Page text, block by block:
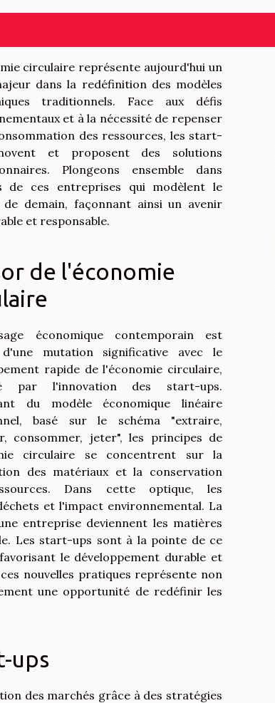
circulaire représente aujourd'hui un
dans la redéfinition des modèles
traditionnels. Face aux défis
et à la nécessité de repenser
des ressources, les start-
et proposent des solutions
Plongeons ensemble dans
de ces entreprises qui modèlent le
de demain, façonnant ainsi un avenir
et responsable.
de l'économie
économique contemporain est
mutation significative avec le
rapide de l'économie circulaire,
par l'innovation des start-ups.
du modèle économique linéaire
basé sur le schéma "extraire,
consommer, jeter", les principes de
circulaire se concentrent sur la
des matériaux et la conservation
Dans cette optique, les
et l'impact environnemental. La
entreprise deviennent les matières
Les start-ups sont à la pointe de ce
le développement durable et
nouvelles pratiques représente non
une opportunité de redéfinir les
ups
des marchés grâce à des stratégies